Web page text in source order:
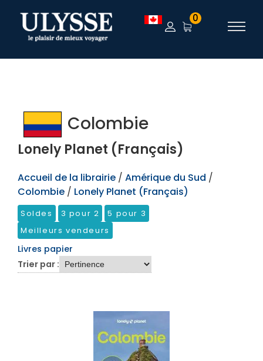
TEST 0
Colombie
Lonely Planet (Français)
Accueil de la librairie / Amérique du Sud /
Colombie / Lonely Planet (Français)
Soldes 3 pour 2
5 pour 3
Meilleurs vendeurs
Livres papier
Trier par :